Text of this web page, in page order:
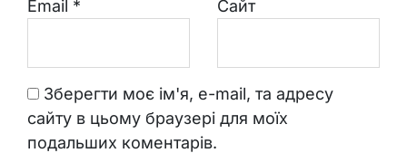
Email * Сайт
Зберегти моє ім'я, e-mail, та адресу
сайту в цьому браузері для моїх
подальших коментарів.